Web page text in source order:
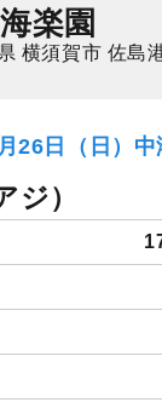
楽園
横須賀市 佐島
26日（日）中
ジ）